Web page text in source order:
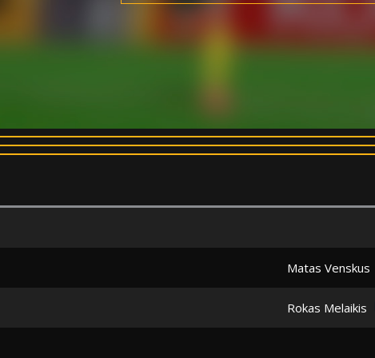
Matas Venskus
Rokas Melaikis